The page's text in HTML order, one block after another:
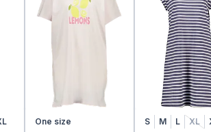
One size S M L XL